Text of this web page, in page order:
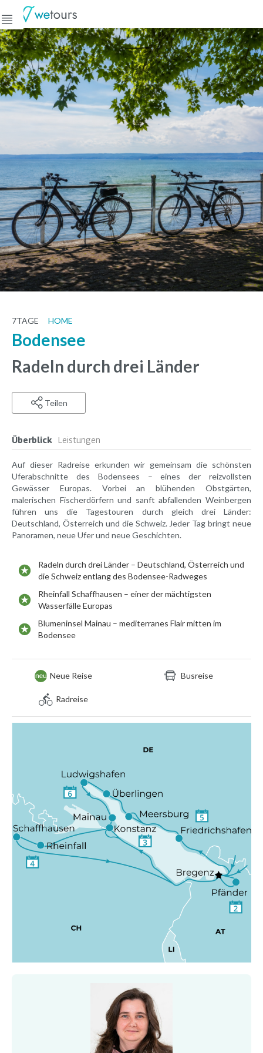
7TAGE HOME
Bodensee
Radeln durch drei Länder
Teilen
Überblick Leistungen
Auf dieser Radreise erkunden wir gemeinsam die schönsten
Uferabschnitte des Bodensees – eines der reizvollsten
Gewässer Europas. Vorbei an blühenden Obstgärten,
malerischen Fischerdörfern und sanft abfallenden Weinbergen
führen uns die Tagestouren durch gleich drei Länder:
Deutschland, Österreich und die Schweiz. Jeder Tag bringt neue
Panoramen, neue Ufer und neue Geschichten.
Radeln durch drei Länder – Deutschland, Österreich und
die Schweiz entlang des Bodensee-Radweges
Rheinfall Schaffhausen – einer der mächtigsten
Wasserfälle Europas
Blumeninsel Mainau – mediterranes Flair mitten im
Bodensee
Neue Reise Busreise
Radreise